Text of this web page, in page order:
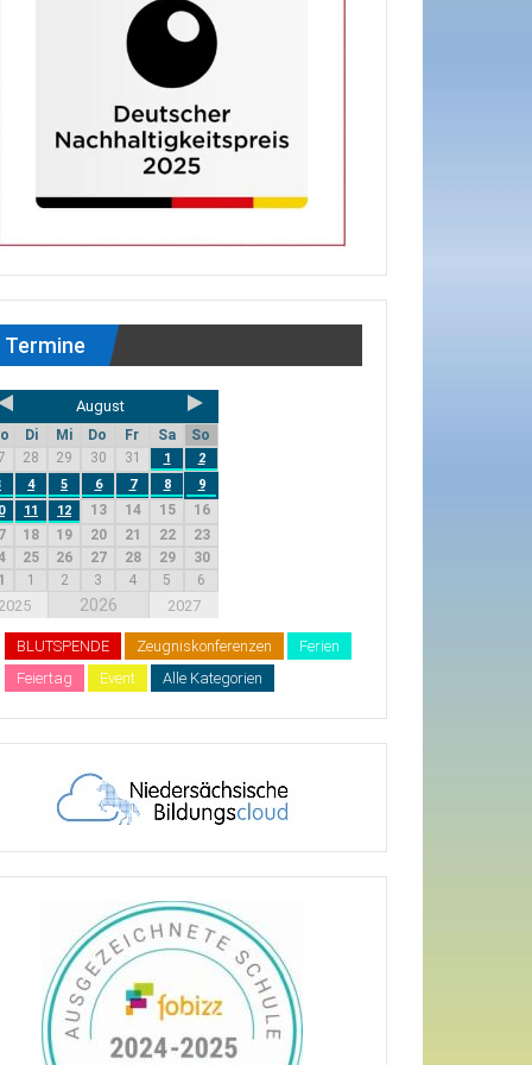
Termine
August
Di Mi Do Fr Sa
So
28 29 30 31 1
2
4 5 6 7 8
9
11 12 13 14 15
16
18 19 20 21 22
23
25 26 27 28 29
30
1 2 3 4 5 6
2025 2026 2027
BLUTSPENDE Zeugniskonferenzen
Ferien
Feiertag
Event Alle Kategorien